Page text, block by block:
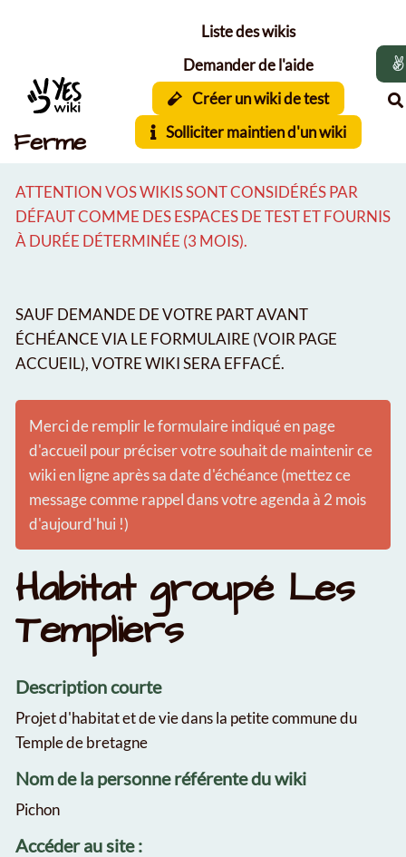
Ferme
Liste des wikis
Demander de l'aide
Créer un wiki de test
Solliciter maintien d'un wiki
ATTENTION VOS WIKIS SONT CONSIDÉRÉS PAR
DÉFAUT COMME DES ESPACES DE TEST ET FOURNIS
À DURÉE DÉTERMINÉE (3 MOIS).
SAUF DEMANDE DE VOTRE PART AVANT
ÉCHÉANCE VIA LE FORMULAIRE (VOIR PAGE
ACCUEIL), VOTRE WIKI SERA EFFACÉ.
Merci de remplir le formulaire indiqué en page
d'accueil pour préciser votre souhait de maintenir ce
wiki en ligne après sa date d'échéance (mettez ce
message comme rappel dans votre agenda à 2 mois
d'aujourd'hui !)
Habitat groupé Les
Templiers
Description courte
Projet d'habitat et de vie dans la petite commune du
Temple de bretagne
Nom de la personne référente du wiki
Pichon
Accéder au site :